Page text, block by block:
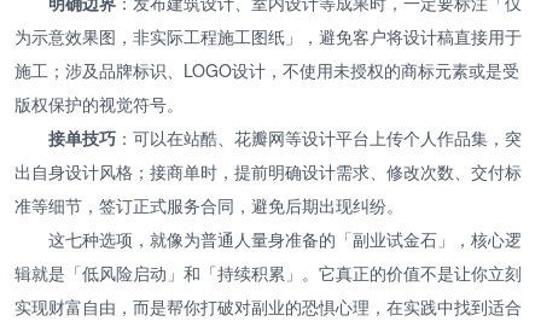
为示意效果图，非实际工程施工图纸」，避免客户将设计稿直接用于
施工；涉及品牌标识、LOGO设计，不使用未授权的商标元素或是受
版权保护的视觉符号。
接单技巧 ：可以在站酷、花瓣网等设计平台上传个人作品集，突
出自身设计风格；接商单时，提前明确设计需求、修改次数、交付标
准等细节，签订正式服务合同，避免后期出现纠纷。
这七种选项，就像为普通人量身准备的「副业试金石」，核心逻
辑就是「低风险启动」和「持续积累」。它真正的价值不是让你立刻
实现财富自由，而是帮你打破对副业的恐惧心理，在实践中找到适合